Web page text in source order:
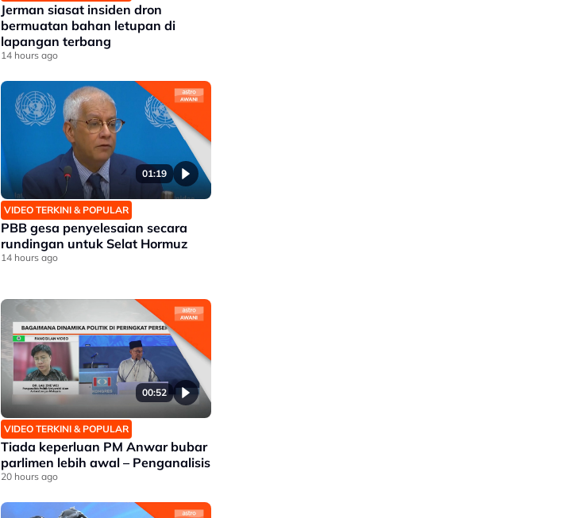
Jerman siasat insiden dron
bermuatan bahan letupan di
lapangan terbang
14 hours ago
01:19
VIDEO TERKINI & POPULAR
PBB gesa penyelesaian secara
rundingan untuk Selat Hormuz
14 hours ago
00:52
VIDEO TERKINI & POPULAR
Tiada keperluan PM Anwar bubar
parlimen lebih awal – Penganalisis
20 hours ago